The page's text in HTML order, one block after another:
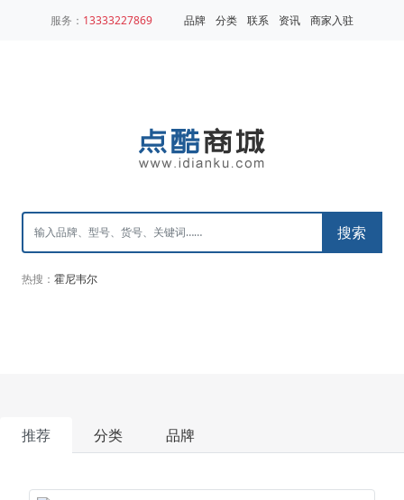
服务： 13333227869 品牌 分类 联系 资讯 商家入驻
搜索
热搜： 霍尼韦尔
推荐 分类 品牌